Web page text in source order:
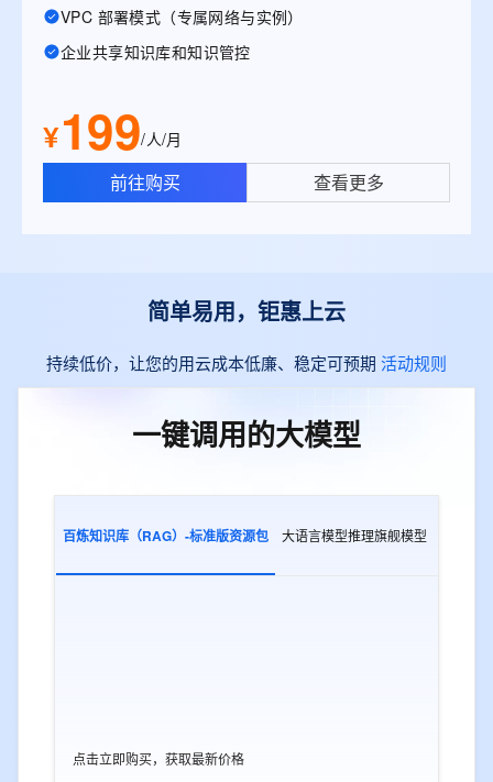
VPC 部署模式（专属网络与实例）
企业共享知识库和知识管控
¥199/人/月
前往购买 查看更多
简单易用，钜惠上云
持续低价，让您的用云成本低廉、稳定可预期 活动规则
一键调用的大模型
百炼知识库（RAG）-标准版资源包 大语言模型推理旗舰模型
点击立即购买，获取最新价格